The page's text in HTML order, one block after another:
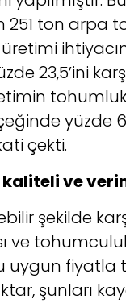
251 ton arpa
23,5’ini
çekti.
ve
şekilde
ve
uygun fiyatla
şunları